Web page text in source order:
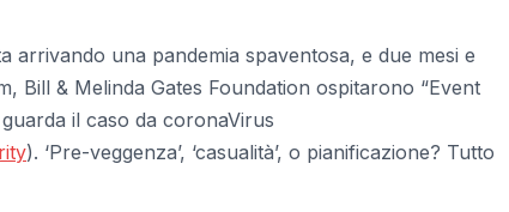
arrivando una pandemia spaventosa, e due mesi e
Bill & Melinda Gates Foundation ospitarono “Event
il caso da coronaVirus
). ‘Pre-veggenza’, ‘casualità’, o pianificazione? Tutto